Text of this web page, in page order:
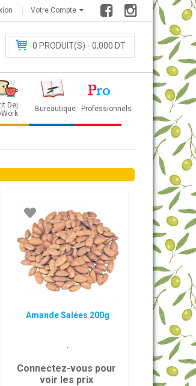
Votre Compte
0 PRODUIT(S) - 0,000 DT
Dej
Bureautique Professionnels
Amande Salées 200g
.
Connectez-vous pour
voir les prix